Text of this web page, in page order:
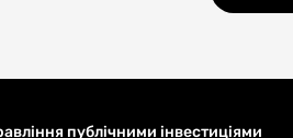
публічними інвестиціями